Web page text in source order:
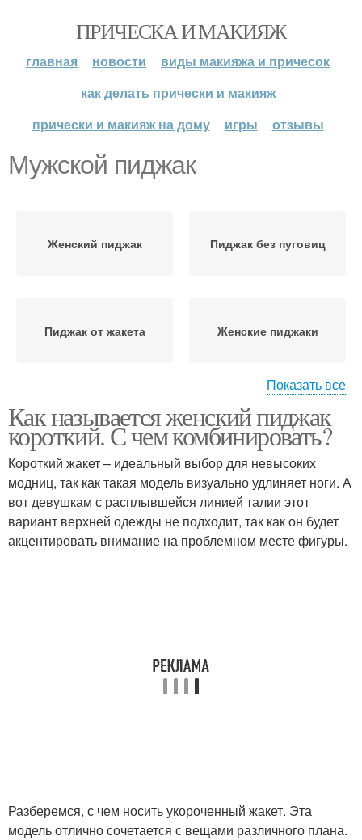
ПРИЧЕСКА И МАКИЯЖ
главная новости
виды макияжа и причесок
как делать прически и макияж
прически и макияж на дому
игры отзывы
Мужской пиджак
Женский пиджак Пиджак без пуговиц
Пиджак от жакета Женские пиджаки
Пиджак без воротника
Показать все
Как называется женский пиджак
короткий. С чем комбинировать?
Короткий жакет – идеальный выбор для невысоких
модниц, так как такая модель визуально удлиняет ноги. А
вот девушкам с расплывшейся линией талии этот
вариант верхней одежды не подходит, так как он будет
акцентировать внимание на проблемном месте фигуры.
Разберемся, с чем носить укороченный жакет. Эта
модель отлично сочетается с вещами различного плана.